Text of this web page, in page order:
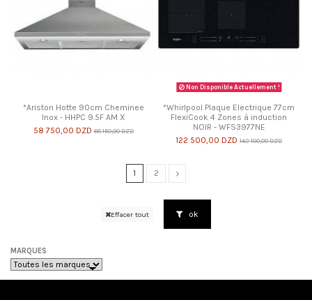
*Ariston Hotte 90cm Cheminee
Inox - HHPC 9.5F AM X
58 750,00 DZD 68 150,00 DZD
Non Disponible Actuellement !
*Whirlpool Plaque Electrique 77cm
FlexiCook 4 Zones à induction
NOIR - WFS3977NE
122 500,00 DZD 142 100,00 DZD
1 2
Effacer tout ok
MARQUES